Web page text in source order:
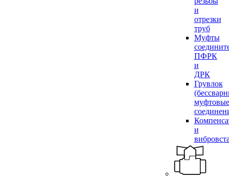
и
отрезки
труб
Муфты
ПФРК
и
ДРК
Грувлок
муфтовые
и